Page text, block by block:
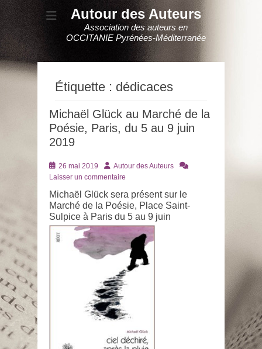
Autour des Auteurs
Association des auteurs en
OCCITANIE Pyrénées-Méditerranée
Étiquette : dédicaces
Michaël Glück au Marché de la
Poésie, Paris, du 5 au 9 juin
2019
Posté
le
26 mai 2019 AuteurAutour des Auteurs
Laisser un commentaire
Michaël Glück sera présent sur le
Marché de la Poésie, Place Saint-
Sulpice à Paris du 5 au 9 juin